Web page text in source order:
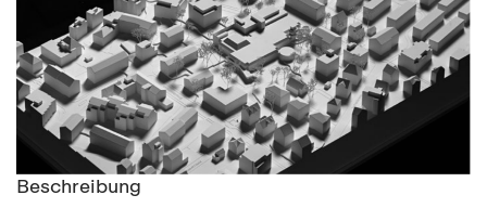
Beschreibung